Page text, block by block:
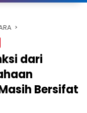
dari
Bersifat